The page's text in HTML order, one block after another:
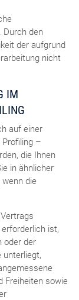
Durch den
der aufgrund
nicht
IM
auf einer
–
die Ihnen
in ähnlicher
die
ist,
oder der
unterliegt,
Freiheiten sowie